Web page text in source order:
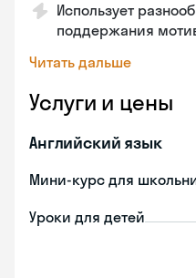
Использует
поддержания
Читать дальше
Услуги и цены
Английский язык
Мини-курс для
Уроки для детей